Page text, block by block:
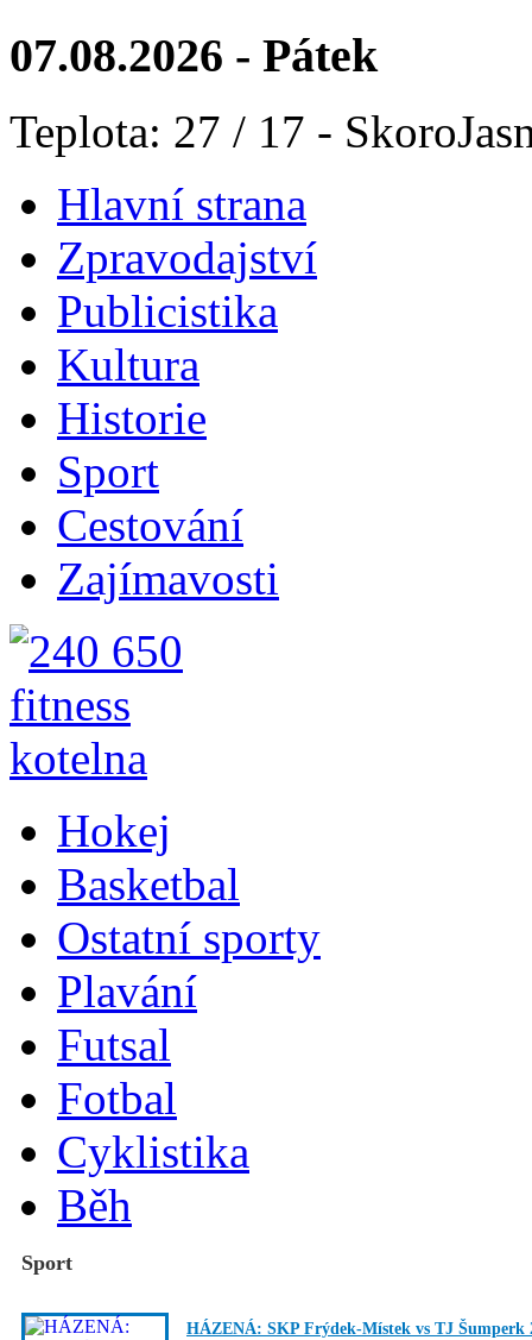
07.08.2026 - Pátek
Teplota: 27 / 17 -
Hlavní strana
Zpravodajství
Publicistika
Kultura
Historie
Sport
Cestování
Zajímavosti
Hokej
Basketbal
Ostatní sporty
Plavání
Futsal
Fotbal
Cyklistika
Běh
Sport
HÁZENÁ: SKP Frýdek-Místek vs TJ Šumperk